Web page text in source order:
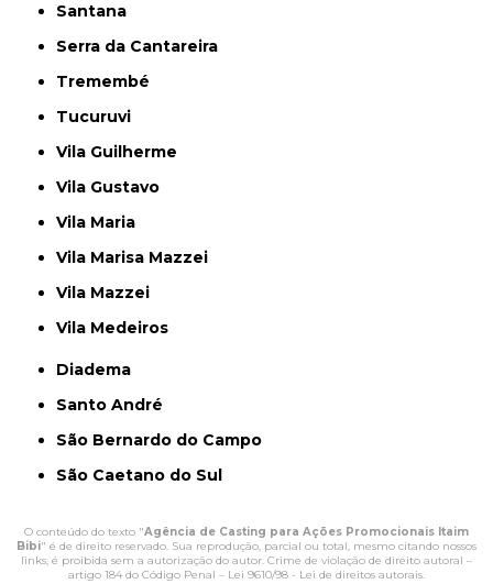
Santana
Serra da Cantareira
Tremembé
Tucuruvi
Vila Guilherme
Vila Gustavo
Vila Maria
Vila Marisa Mazzei
Vila Mazzei
Vila Medeiros
Diadema
Santo André
São Bernardo do Campo
São Caetano do Sul
O conteúdo do texto "Agência de Casting para Ações Promocionais Itaim
Bibi" é de direito reservado. Sua reprodução, parcial ou total, mesmo citando nossos
links, é proibida sem a autorização do autor. Crime de violação de direito autoral –
artigo 184 do Código Penal – Lei 9610/98 - Lei de direitos autorais.